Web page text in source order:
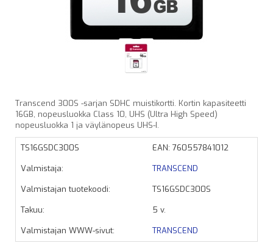
Transcend 300S -sarjan SDHC muistikortti. Kortin kapasiteetti
16GB, nopeusluokka Class 10, UHS (Ultra High Speed)
nopeusluokka 1 ja väylänopeus UHS-I.
TS16GSDC300S
EAN: 760557841012
Valmistaja:
TRANSCEND
Valmistajan tuotekoodi:
TS16GSDC300S
Takuu:
5 v.
Valmistajan WWW-sivut:
TRANSCEND